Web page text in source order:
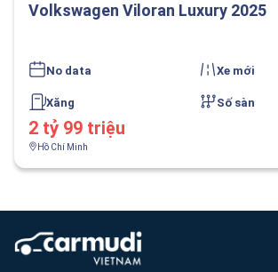
Volkswagen Viloran Luxury 2025
No data Xe mới
Xăng Số sàn
2 tỷ 99 triệu
Hồ Chí Minh